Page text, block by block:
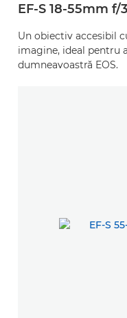
EF-S 18-55mm f/
Un obiectiv accesibil
imagine, ideal pentru
dumneavoastră EOS.